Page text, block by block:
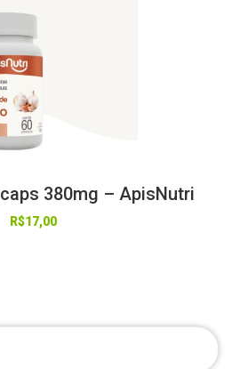
caps 380mg – ApisNutri
R$17,00